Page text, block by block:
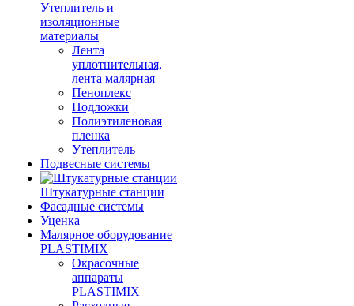
Утеплитель и
изоляционные
материалы
Лента
уплотнительная,
лента малярная
Пеноплекс
Подложки
Полиэтиленовая
пленка
Утеплитель
Подвесные системы
Штукатурные станции
Фасадные системы
Уценка
Малярное оборудование
PLASTIMIX
Окрасочные
аппараты
PLASTIMIX